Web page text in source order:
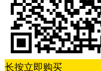
长按立即购买